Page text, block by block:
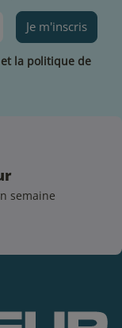
Je m'inscris
la politique de
semaine